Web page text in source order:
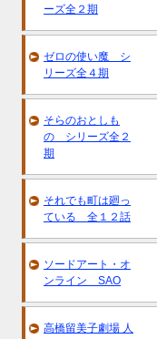
ーズ全２期
ゼロの使い魔 シ
リーズ全４期
そらのおとしも
の シリーズ全２
期
それでも町は廻っ
ている 全１２話
ソードアート・オ
ンライン SAO
高橋留美子劇場 人